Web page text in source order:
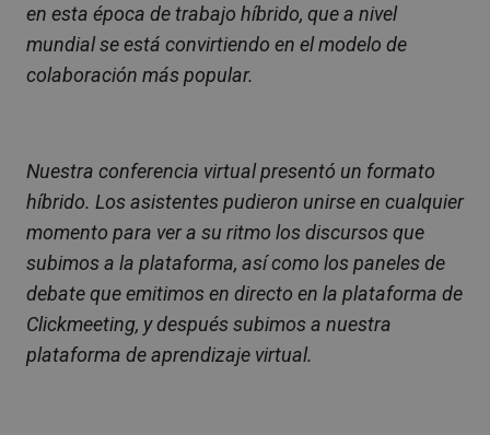
en esta época de trabajo híbrido, que a nivel
mundial se está convirtiendo en el modelo de
colaboración más popular.
Nuestra conferencia virtual presentó un formato
híbrido. Los asistentes pudieron unirse en cualquier
momento para ver a su ritmo los discursos que
subimos a la plataforma, así como los paneles de
debate que emitimos en directo en la plataforma de
Clickmeeting, y después subimos a nuestra
plataforma de aprendizaje virtual.